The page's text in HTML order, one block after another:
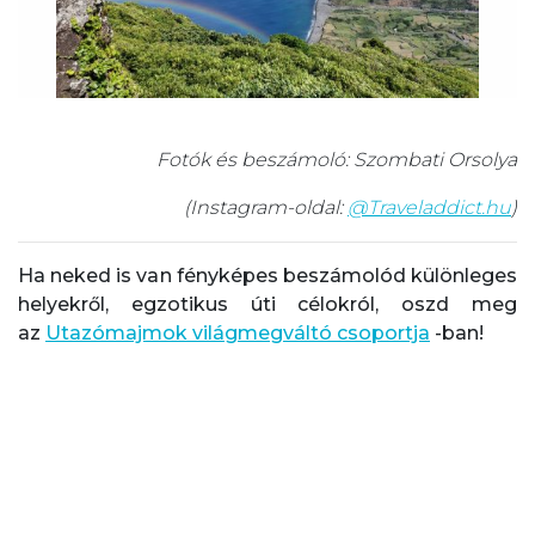
Fotók és beszámoló: Szombati Orsolya
(Instagram-oldal: @Traveladdict.hu)
Ha neked is van fényképes beszámolód különleges
helyekről, egzotikus úti célokról, oszd meg
az Utazómajmok világmegváltó csoportja -ban!